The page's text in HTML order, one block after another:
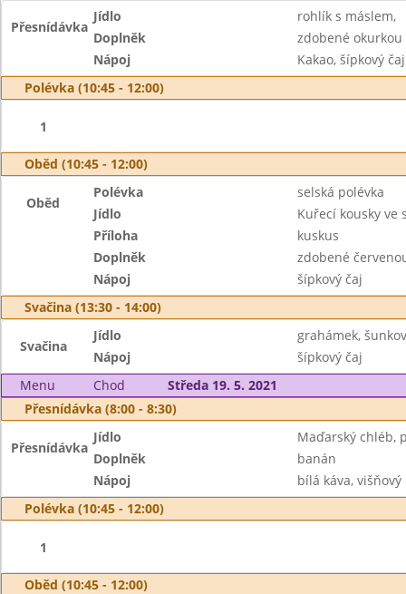
Přesnídávka
Jídlo
rohlík s máslem,
Doplněk
zdobené okurkou
Nápoj
Kakao, šípkový čaj
Polévka (10:45 - 12:00)
1
Oběd (10:45 - 12:00)
Oběd
Polévka
selská polévka
Jídlo
Kuřecí kousky ve
Příloha
kuskus
Doplněk
zdobené
Nápoj
šípkový čaj
Svačina (13:30 - 14:00)
Svačina
Jídlo
grahámek,
Nápoj
šípkový čaj
Menu
Chod
Středa 19. 5. 2021
Přesnídávka (8:00 - 8:30)
Přesnídávka
Jídlo
Maďarský chléb,
Doplněk
banán
Nápoj
bílá káva, višňový
Polévka (10:45 - 12:00)
1
Oběd (10:45 - 12:00)